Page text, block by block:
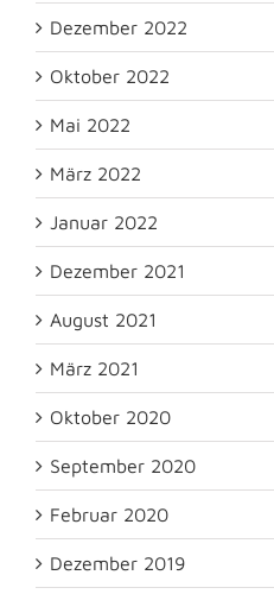
Dezember 2022
Oktober 2022
Mai 2022
März 2022
Januar 2022
Dezember 2021
August 2021
März 2021
Oktober 2020
September 2020
Februar 2020
Dezember 2019